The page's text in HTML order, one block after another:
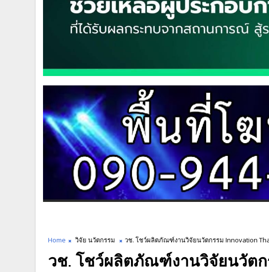
Home วิจัย นวัตกรรม วช. โชว์ผลิตภัณฑ์งานวิจัยนวัตกรรม Innovation
วช. โชว์ผลิตภัณฑ์งานวิจัยนวัต